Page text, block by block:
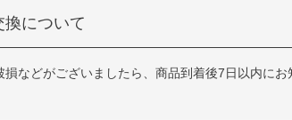
換について
などがございましたら、商品到着後7日以内にお